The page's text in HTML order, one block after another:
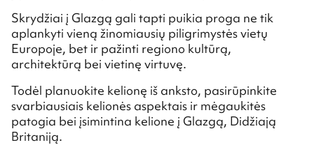
Skrydžiai į Glazgą gali tapti puikia proga ne tik
aplankyti vieną žinomiausių piligrimystės vietų
Europoje, bet ir pažinti regiono kultūrą,
architektūrą bei vietinę virtuvę.
Todėl planuokite kelionę iš anksto, pasirūpinkite
svarbiausiais kelionės aspektais ir mėgaukitės
patogia bei įsimintina kelione į Glazgą, Didžiają
Britaniją.